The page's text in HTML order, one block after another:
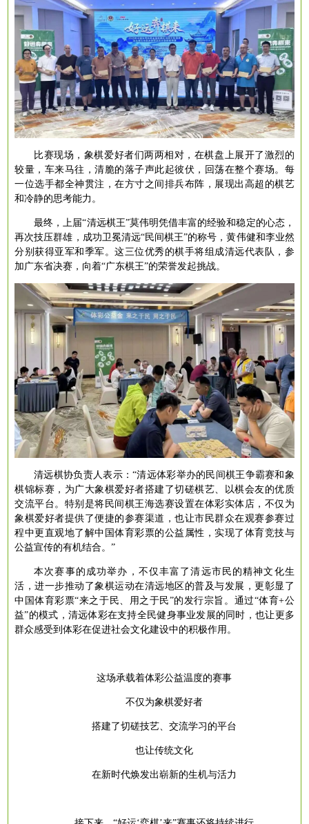
比赛现场，象棋爱好者们两两相对，在棋盘上展开了激烈的
较量，车来马往，清脆的落子声此起彼伏，回荡在整个赛场。每
一位选手都全神贯注，在方寸之间排兵布阵，展现出高超的棋艺
和冷静的思考能力。
最终，上届“清远棋王”莫伟明凭借丰富的经验和稳定的心态，
再次技压群雄，成功卫冕清远“民间棋王”的称号，黄伟健和李业然
分别获得亚军和季军。这三位优秀的棋手将组成清远代表队，参
加广东省决赛，向着“广东棋王”的荣誉发起挑战。
清远棋协负责人表示：“清远体彩举办的民间棋王争霸赛和象
棋锦标赛，为广大象棋爱好者搭建了切磋棋艺、以棋会友的优质
交流平台。特别是将民间棋王海选赛设置在体彩实体店，不仅为
象棋爱好者提供了便捷的参赛渠道，也让市民群众在观赛参赛过
程中更直观地了解中国体育彩票的公益属性，实现了体育竞技与
公益宣传的有机结合。”
本次赛事的成功举办，不仅丰富了清远市民的精神文化生
活，进一步推动了象棋运动在清远地区的普及与发展，更彰显了
中国体育彩票“来之于民、用之于民”的发行宗旨。通过“体育+公
益”的模式，清远体彩在支持全民健身事业发展的同时，也让更多
群众感受到体彩在促进社会文化建设中的积极作用。
这场承载着体彩公益温度的赛事
不仅为象棋爱好者
搭建了切磋技艺、交流学习的平台
也让传统文化
在新时代焕发出崭新的生机与活力